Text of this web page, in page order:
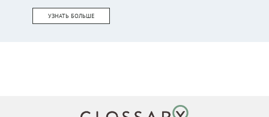
УЗНАТЬ БОЛЬШЕ